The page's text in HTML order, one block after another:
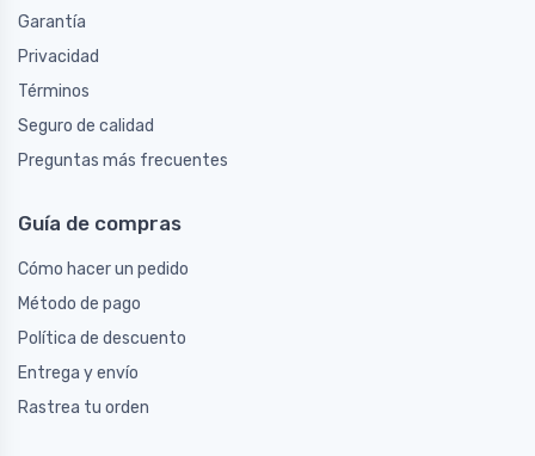
Garantía
Privacidad
Términos
Seguro de calidad
Preguntas más frecuentes
Guía de compras
Cómo hacer un pedido
Método de pago
Política de descuento
Entrega y envío
Rastrea tu orden